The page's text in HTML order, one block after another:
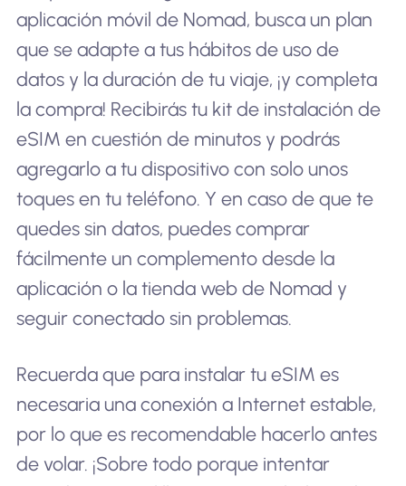
aplicación móvil de Nomad, busca un plan
que se adapte a tus hábitos de uso de
datos y la duración de tu viaje, ¡y completa
la compra! Recibirás tu kit de instalación de
eSIM en cuestión de minutos y podrás
agregarlo a tu dispositivo con solo unos
toques en tu teléfono. Y en caso de que te
quedes sin datos, puedes comprar
fácilmente un complemento desde la
aplicación o la tienda web de Nomad y
seguir conectado sin problemas.
Recuerda que para instalar tu eSIM es
necesaria una conexión a Internet estable,
por lo que es recomendable hacerlo antes
de volar. ¡Sobre todo porque intentar